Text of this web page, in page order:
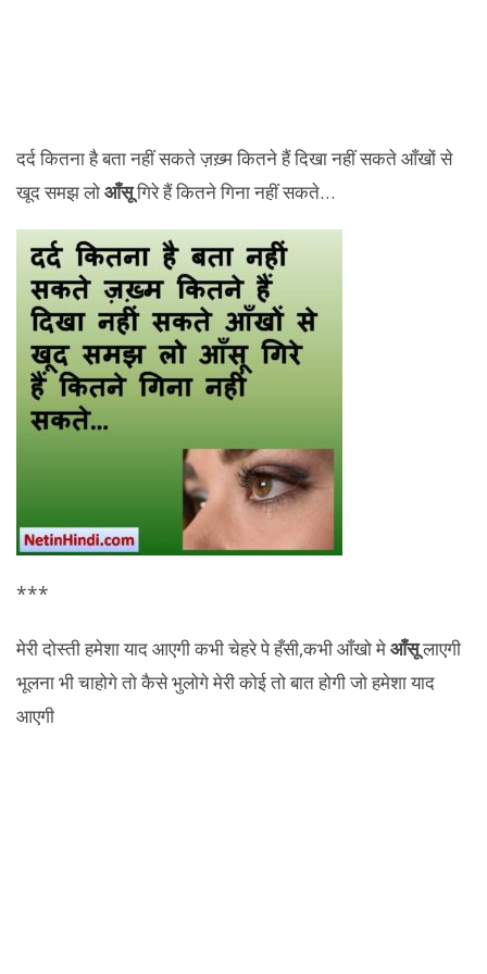
दर्द कितना है बता नहीं सकते ज़ख़्म कितने हैं दिखा नहीं सकते आँखों से
खूद समझ लोआँसूगिरे हैं कितने गिना नहीं सकते…
***
मेरी दोस्ती हमेशा याद आएगी कभी चेहरे पे हँसी,कभी आँखो मेआँसूलाएगी
भूलना भी चाहोगे तो कैसे भुलोगे मेरी कोई तो बात होगी जो हमेशा याद
आएगी